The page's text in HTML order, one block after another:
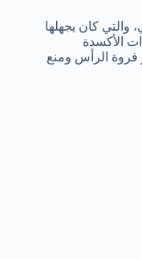
كان يجهلها
الأكسدة
الرأس ومنع